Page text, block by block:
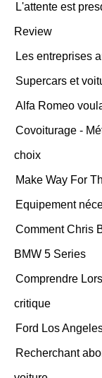
L'attente est
Review
Les entreprises
Supercars et
Alfa Romeo
Covoiturage -
choix
Make Way For
Equipement
Comment Chris
BMW 5 Series
Comprendre
critique
Ford Los
Recherchant